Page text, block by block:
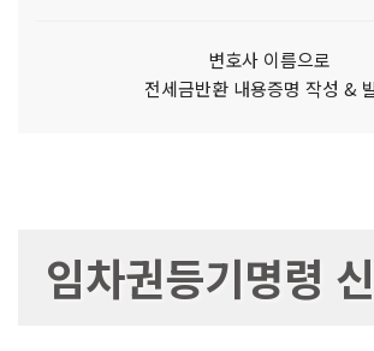
변호사 이름으로
전세금반환 내용증명 작성 &
임차권등기명령